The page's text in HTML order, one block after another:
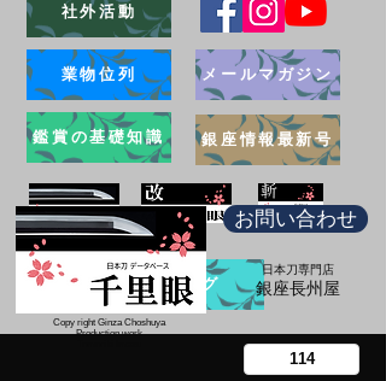
社外活動
業物位列
鑑賞の基礎知識
メールマガジン
銀座情報最新号
ブログ
お問い合わせ
日本刀専門店
​銀座長州屋
Copy right Ginza Choshuya
Production work